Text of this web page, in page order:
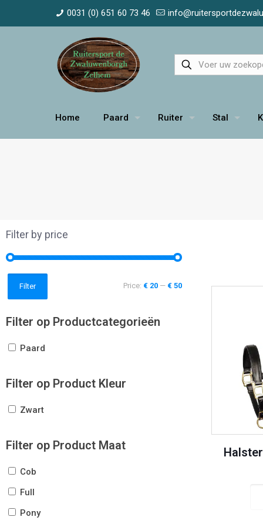
0031 (0) 651 60 73 46
Home Paard Ruiter Stal
Filter by price
Filter Price: € 20 — € 50
Filter op Productcategorieën
Paard
Filter op Product Kleur
Zwart
Filter op Product Maat
Cob
Full
Pony